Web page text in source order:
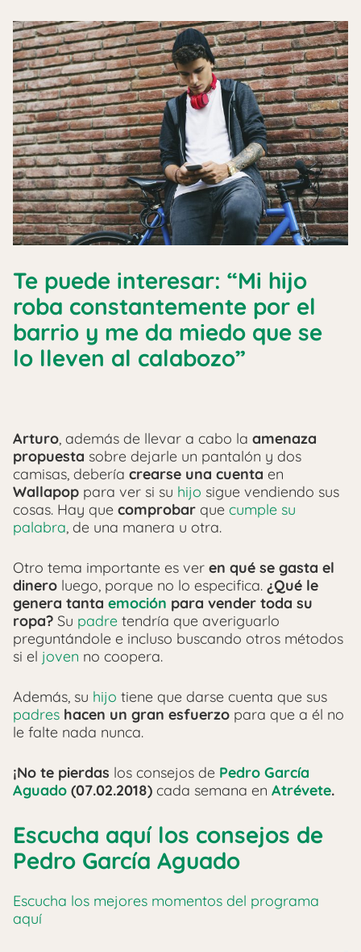
Te puede interesar: “Mi hijo
roba constantemente por el
barrio y me da miedo que se
lo lleven al calabozo”
Arturo, además de llevar a cabo la amenaza
propuesta sobre dejarle un pantalón y dos
camisas, debería crearse una cuenta en
Wallapop para ver si su hijo sigue vendiendo sus
cosas. Hay que comprobar que cumple su
palabra, de una manera u otra.
Otro tema importante es ver en qué se gasta el
dinero luego, porque no lo especifica. ¿Qué le
genera tanta emoción para vender toda su
ropa? Su padre tendría que averiguarlo
preguntándole e incluso buscando otros métodos
si el joven no coopera.
Además, su hijo tiene que darse cuenta que sus
padres hacen un gran esfuerzo para que a él no
le falte nada nunca.
¡No te pierdas los consejos de Pedro García
Aguado (07.02.2018) cada semana en Atrévete.
Escucha aquí los consejos de
Pedro García Aguado
Escucha los mejores momentos del programa
aquí